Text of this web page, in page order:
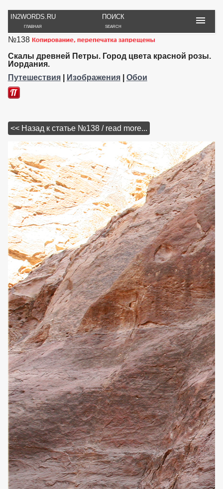
IN2WORDS.RU
ГЛАВНАЯ
ПОИСК
SEARCH
РУКОДЕЛИЕ ТОВАРЫ ПУТЕШЕСТВИЯ
ИГРЫ
НА РАБ. СТОЛ
№138
Скалы древней Петры. Город цвета красной розы.
Иордания.
Путешествия| Изображения| Обои
<< Назад к статье №138 / read more...